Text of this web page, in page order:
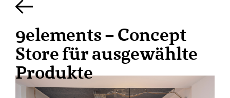
9elements – Concept
Store für ausgewählte
Produkte